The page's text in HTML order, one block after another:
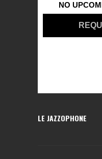
NO
LE JAZZOPHONE